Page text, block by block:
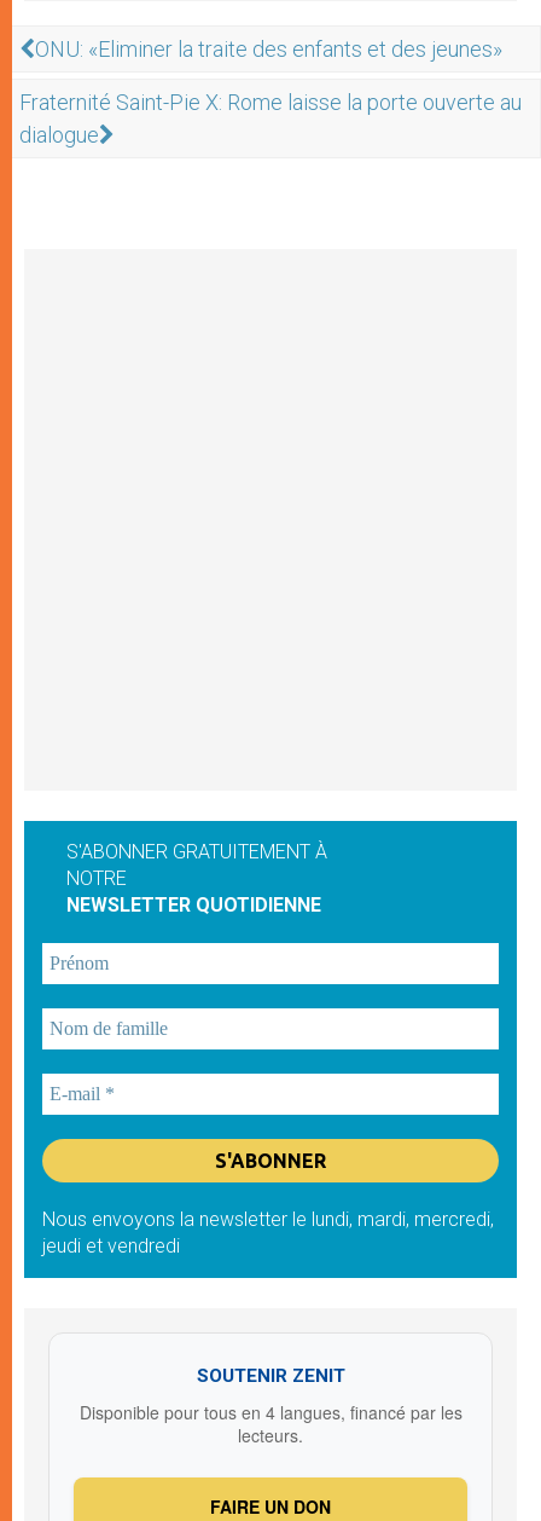
ONU: «Eliminer la traite des enfants et des jeunes»
Fraternité Saint-Pie X: Rome laisse la porte ouverte au
dialogue
S'ABONNER GRATUITEMENT À
NOTRE
NEWSLETTER QUOTIDIENNE
Nous envoyons la newsletter le lundi, mardi, mercredi,
jeudi et vendredi
SOUTENIR ZENIT
Disponible pour tous en 4 langues, financé par les
lecteurs.
FAIRE UN DON